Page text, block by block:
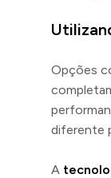
Opções
diferente
A